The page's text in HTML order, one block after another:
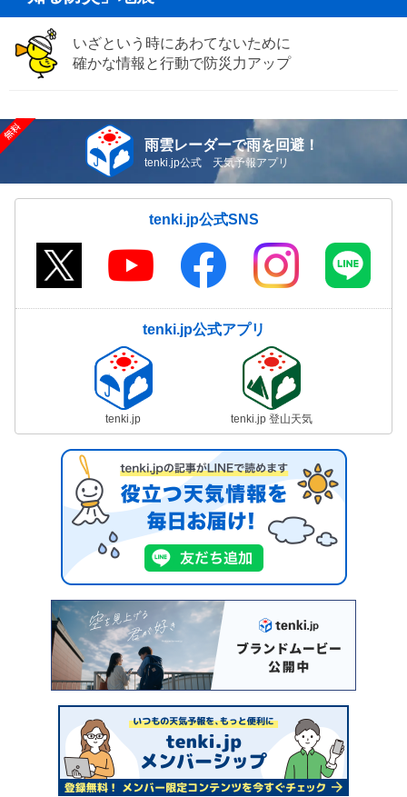
いざという時にあわてないために
確かな情報と行動で防災力アップ
雨雲レーダーで雨を回避！
tenki.jp公式 天気予報アプリ
tenki.jp公式SNS
tenki.jp公式アプリ
tenki.jp tenki.jp 登山天気